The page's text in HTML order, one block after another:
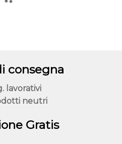
scelte
pagina
del
prodotto
consegna
lavorativi
neutri
Gratis